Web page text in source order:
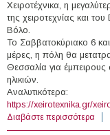
Χειροτέχνικα, η
της χειροτεχνίας και
Βόλο.
Το Σαββατοκύριακο 6
μέρες, η πόλη θα
Θεσσαλία για
ηλικιών.
Αναλυτικότερα:
https://xeirotexnika.gr/
Διαβάστε περισσότερα